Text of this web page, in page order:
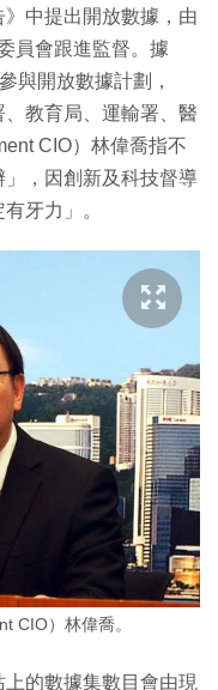
中提出開放數據，由
員會跟進監督。據
與開放數據計劃，
教育局、運輸署、醫
CIO）林偉喬指不
，因創新及科技督導
牙力」。
CIO）林偉喬。
的數據集數目會由現